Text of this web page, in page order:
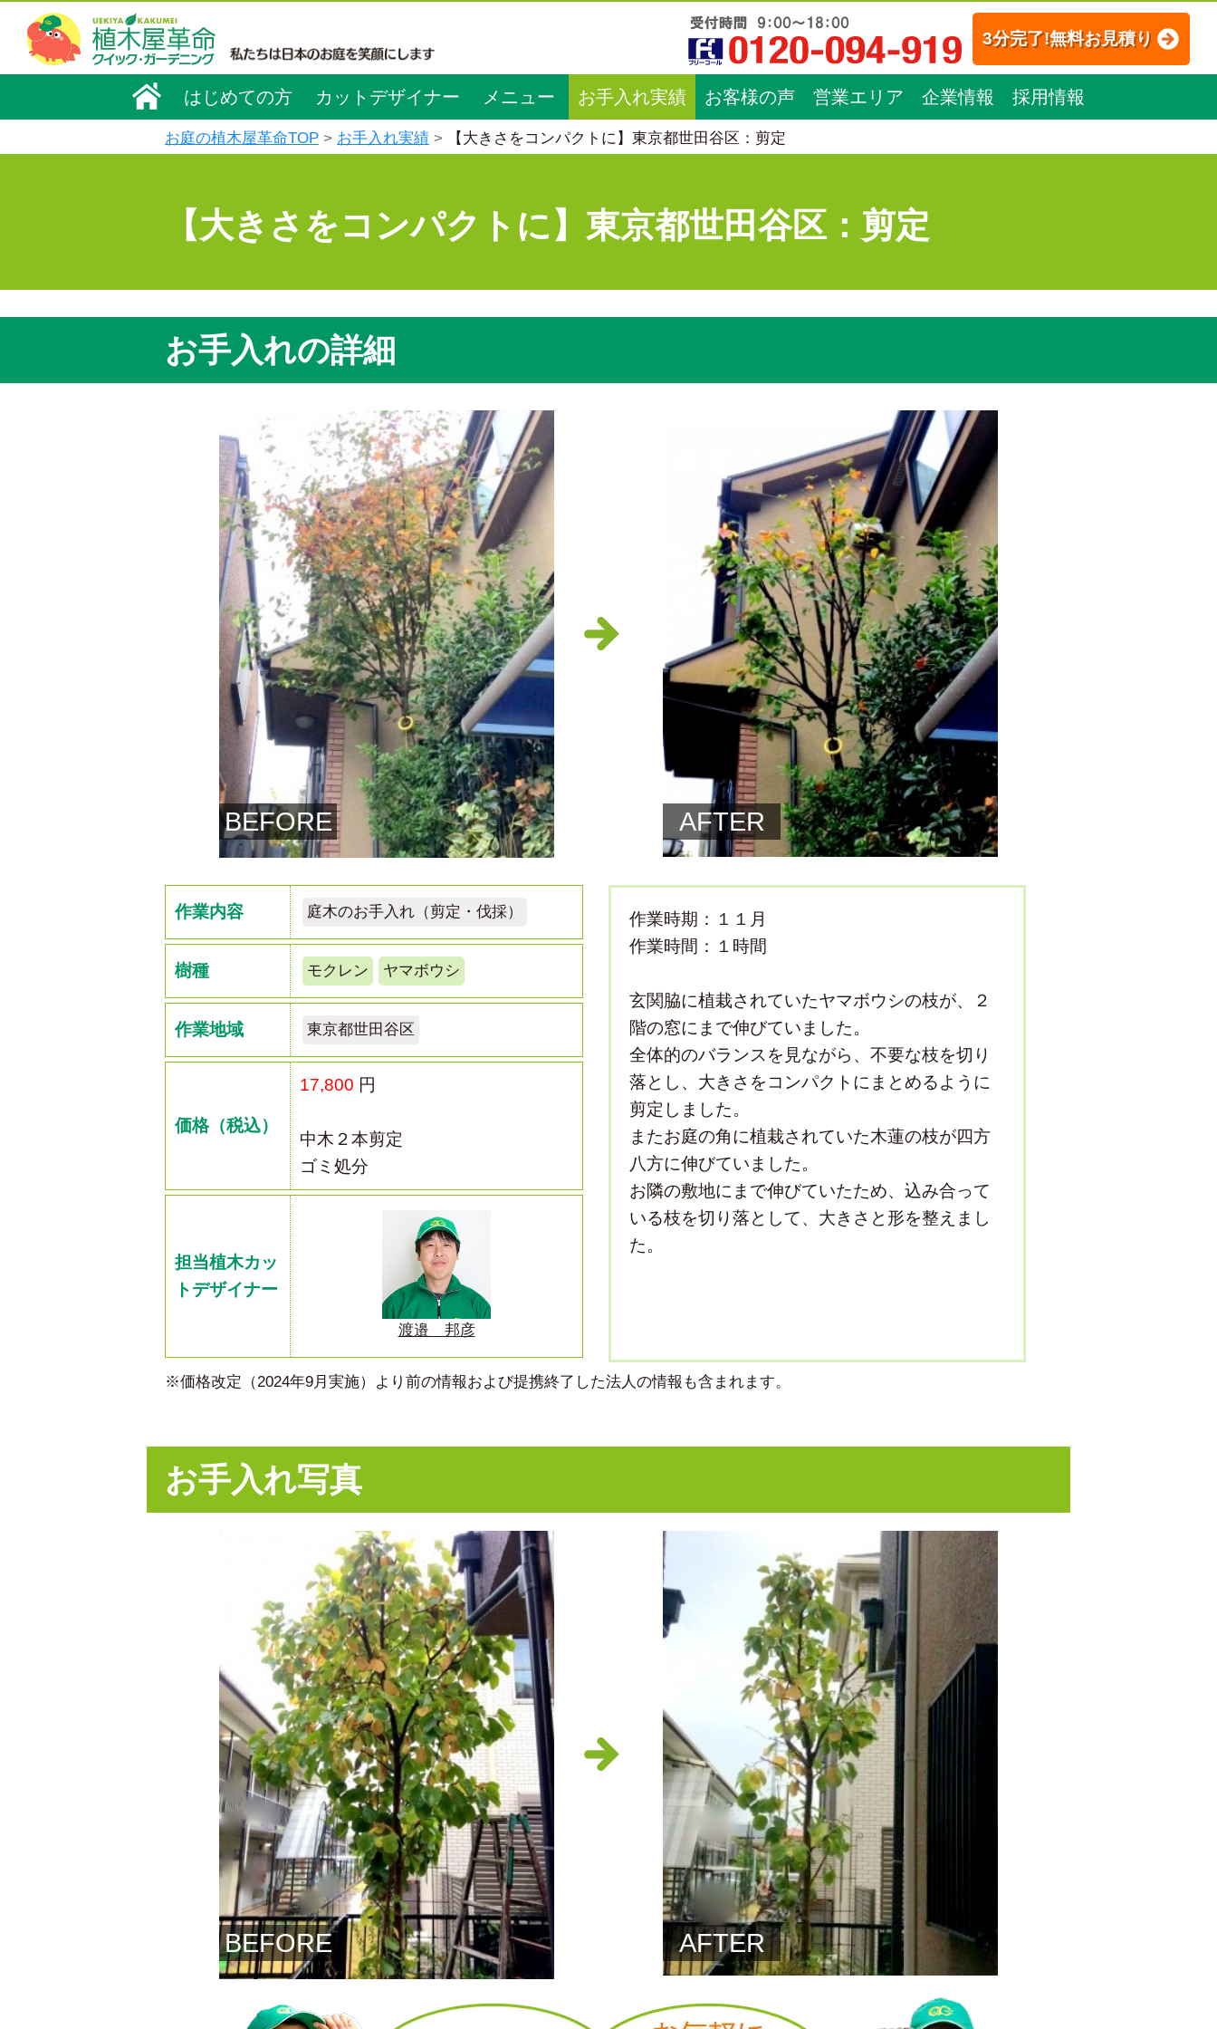
3分完了!無料お見積り
はじめての方 カットデザイナー メニュー お手入れ実績 お客様の声 営業エリア 企業情報 採用情報
お庭の植木屋革命TOP お手入れ実績 【大きさをコンパクトに】東京都世田谷区：剪定
【大きさをコンパクトに】東京都世田谷区：剪定
お手入れの詳細
BEFORE AFTER
作業内容 庭木のお手入れ（剪定・伐採）
樹種 モクレン ヤマボウシ
作業地域 東京都世田谷区
価格（税込）
17,800 円
中木２本剪定
ゴミ処分
担当植木カッ
トデザイナー
渡邉 邦彦
作業時期：１１月
作業時間：１時間
玄関脇に植栽されていたヤマボウシの枝が、２
階の窓にまで伸びていました。
全体的のバランスを見ながら、不要な枝を切り
落とし、大きさをコンパクトにまとめるように
剪定しました。
またお庭の角に植栽されていた木蓮の枝が四方
八方に伸びていました。
お隣の敷地にまで伸びていたため、込み合って
いる枝を切り落として、大きさと形を整えまし
た。
※価格改定（2024年9月実施）より前の情報および提携終了した法人の情報も含まれます。
お手入れ写真
BEFORE AFTER